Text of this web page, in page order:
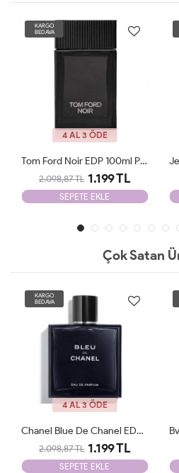
KARGO
BEDAVA
4 AL 3 ÖDE
Tom Ford Noir EDP 100ml Parfüm Man Tester
2.098,87 TL 1.199 TL
SEPETE EKLE
Çok Satan
KARGO
BEDAVA
4 AL 3 ÖDE
Chanel Blue De Chanel EDP 100ml Parfüm Man Tester
2.098,87 TL 1.199 TL
SEPETE EKLE